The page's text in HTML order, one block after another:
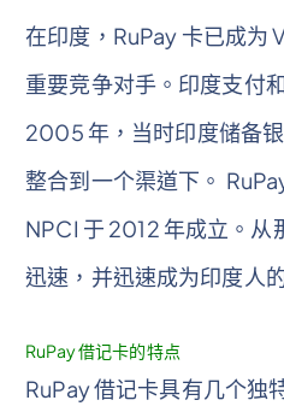
在印度，RuPay 卡已成为
重要竞争对手。印度支付
2005 年，当时印度储备
整合到一个渠道下。
NPCI 于 2012 年成立。从
迅速，并迅速成为印度人
RuPay 借记卡的特点
RuPay 借记卡具有几个独